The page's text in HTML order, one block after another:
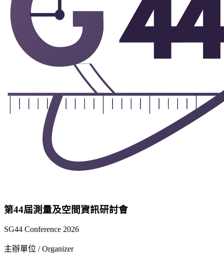
第44屆測量及空間資訊研討會
SG44 Conference 2026
主辦單位 / Organizer